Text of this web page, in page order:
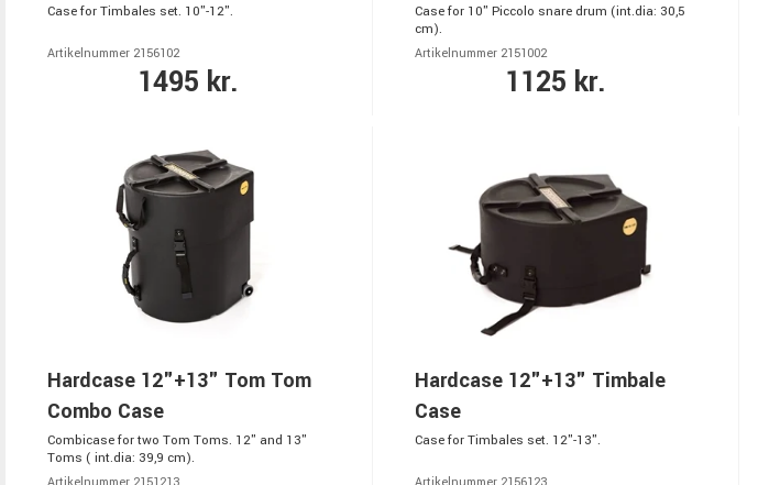
Case for Timbales set. 10"-12".
Artikelnummer 2156102
1495 kr.
Case for 10" Piccolo snare drum (int.dia: 30,5
cm).
Artikelnummer 2151002
1125 kr.
Hardcase 12"+13" Tom Tom
Combo Case
Combicase for two Tom Toms. 12" and 13"
Toms ( int.dia: 39,9 cm).
Hardcase 12"+13" Timbale
Case
Case for Timbales set. 12"-13".